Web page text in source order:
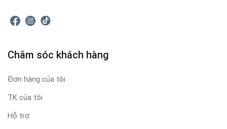
Chăm sóc khách hàng
Đơn hàng của tôi
TK của tôi
Hỗ trợ